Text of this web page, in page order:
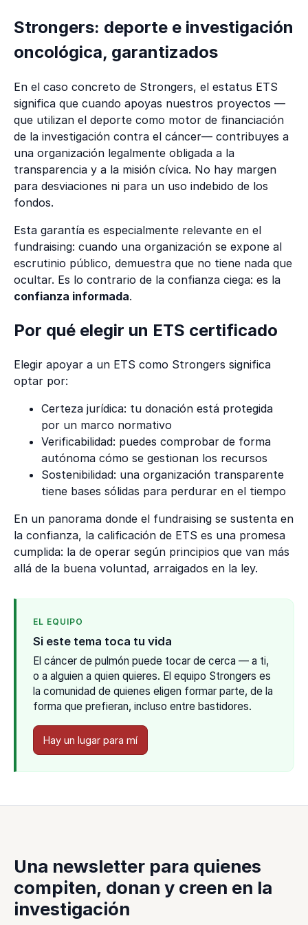
Strongers: deporte e investigación
oncológica, garantizados
En el caso concreto de Strongers, el estatus ETS
significa que cuando apoyas nuestros proyectos —
que utilizan el deporte como motor de financiación
de la investigación contra el cáncer— contribuyes a
una organización legalmente obligada a la
transparencia y a la misión cívica. No hay margen
para desviaciones ni para un uso indebido de los
fondos.
Esta garantía es especialmente relevante en el
fundraising: cuando una organización se expone al
escrutinio público, demuestra que no tiene nada que
ocultar. Es lo contrario de la confianza ciega: es la
confianza informada.
Por qué elegir un ETS certificado
Elegir apoyar a un ETS como Strongers significa
optar por:
Certeza jurídica: tu donación está protegida
por un marco normativo
Verificabilidad: puedes comprobar de forma
autónoma cómo se gestionan los recursos
Sostenibilidad: una organización transparente
tiene bases sólidas para perdurar en el tiempo
En un panorama donde el fundraising se sustenta en
la confianza, la calificación de ETS es una promesa
cumplida: la de operar según principios que van más
allá de la buena voluntad, arraigados en la ley.
EL EQUIPO
Si este tema toca tu vida
El cáncer de pulmón puede tocar de cerca — a ti,
o a alguien a quien quieres. El equipo Strongers es
la comunidad de quienes eligen formar parte, de la
forma que prefieran, incluso entre bastidores.
Hay un lugar para mí
Una newsletter para quienes
compiten, donan y creen en la
investigación